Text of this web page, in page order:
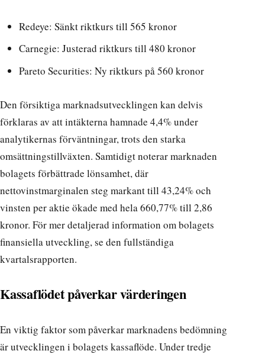
Redeye: Sänkt riktkurs till 565 kronor
Carnegie: Justerad riktkurs till 480 kronor
Pareto Securities: Ny riktkurs på 560 kronor
Den försiktiga marknadsutvecklingen kan delvis
förklaras av att intäkterna hamnade 4,4% under
analytikernas förväntningar, trots den starka
omsättningstillväxten. Samtidigt noterar marknaden
bolagets förbättrade lönsamhet, där
nettovinstmarginalen steg markant till 43,24% och
vinsten per aktie ökade med hela 660,77% till 2,86
kronor. För mer detaljerad information om bolagets
finansiella utveckling, se den fullständiga
kvartalsrapporten.
Kassaflödet påverkar värderingen
En viktig faktor som påverkar marknadens bedömning
är utvecklingen i bolagets kassaflöde. Under tredje